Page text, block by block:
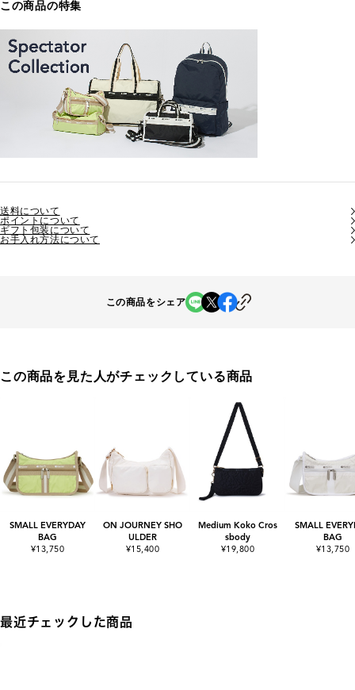
この商品の特集
送料について
ポイントについて
ギフト包装について
お手入れ方法について
この商品をシェア
この商品を見た人がチェックしている商品
SMALL EVERYDAY
BAG
¥13,750
ON JOURNEY SHO
ULDER
¥15,400
Medium Koko Cros
sbody
¥19,800
SMALL
BAG
¥13,750
最近チェックした商品